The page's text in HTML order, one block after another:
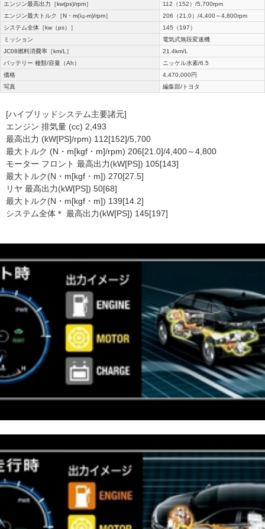
エンジン最高出力［kw(ps)/rpm］
112（152）/5,700rpm
エンジン最大トルク［N・m(㎏-m)/rpm］
206（21.0）/4,400～4,800rpm
システム全体［kw（ps）］
145（197）
ミッション
電気式無段変速機
JC08燃料消費率［km/L］
21.4km/L
バッテリー 種類/容量（Ah）
ニッケル水素/6.5
価格
4,470,000円
写真
編集部/トヨタ
[ハイブリッドシステム主要諸元]
エンジン 排気量 (cc) 2,493
最高出力 (kW[PS]/rpm) 112[152]/5,700
最大トルク (N・m[kgf・m]/rpm) 206[21.0]/4,400～4,800
モーター フロント 最高出力(kW[PS]) 105[143]
最大トルク(N・m[kgf・m]) 270[27.5]
リヤ 最高出力(kW[PS]) 50[68]
最大トルク(N・m[kgf・m]) 139[14.2]
システム全体＊ 最高出力(kW[PS]) 145[197]